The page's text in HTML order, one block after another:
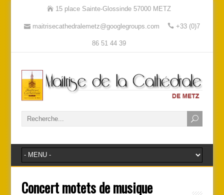
15 place Sainte-Glossinde 57000 METZ
maitrisecathedralemetz@googlegroups.com +33 (0)7
86 51 44 39
Concert motets de musique